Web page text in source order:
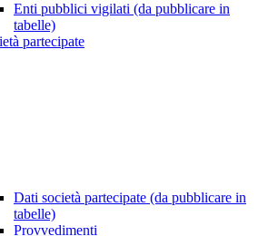
Enti pubblici vigilati (da pubblicare in
tabelle)
partecipate
Dati società partecipate (da pubblicare in
tabelle)
Provvedimenti